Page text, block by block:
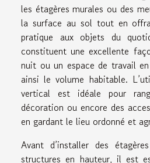
les étagères murales ou des
la surface au sol tout en
pratique aux objets du
constituent une excellente
nuit ou un espace de travail
ainsi le volume habitable.
vertical est idéale pour
décoration ou encore des
en gardant le lieu ordonné et
Avant d’installer des
structures en hauteur, il est